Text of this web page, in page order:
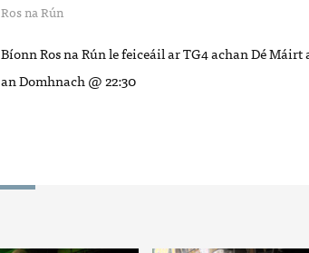
Ros na Rún
Bíonn Ros na Rún le feiceáil ar TG4 achan Dé
an Domhnach @ 22:30